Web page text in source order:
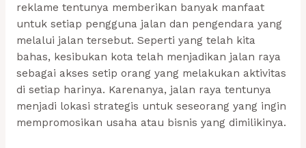
reklame tentunya memberikan banyak manfaat
untuk setiap pengguna jalan dan pengendara yang
melalui jalan tersebut. Seperti yang telah kita
bahas, kesibukan kota telah menjadikan jalan raya
sebagai akses setip orang yang melakukan aktivitas
di setiap harinya. Karenanya, jalan raya tentunya
menjadi lokasi strategis untuk seseorang yang ingin
mempromosikan usaha atau bisnis yang dimilikinya.